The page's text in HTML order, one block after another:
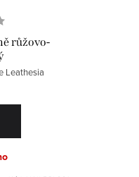
růžovo-
Leathesia